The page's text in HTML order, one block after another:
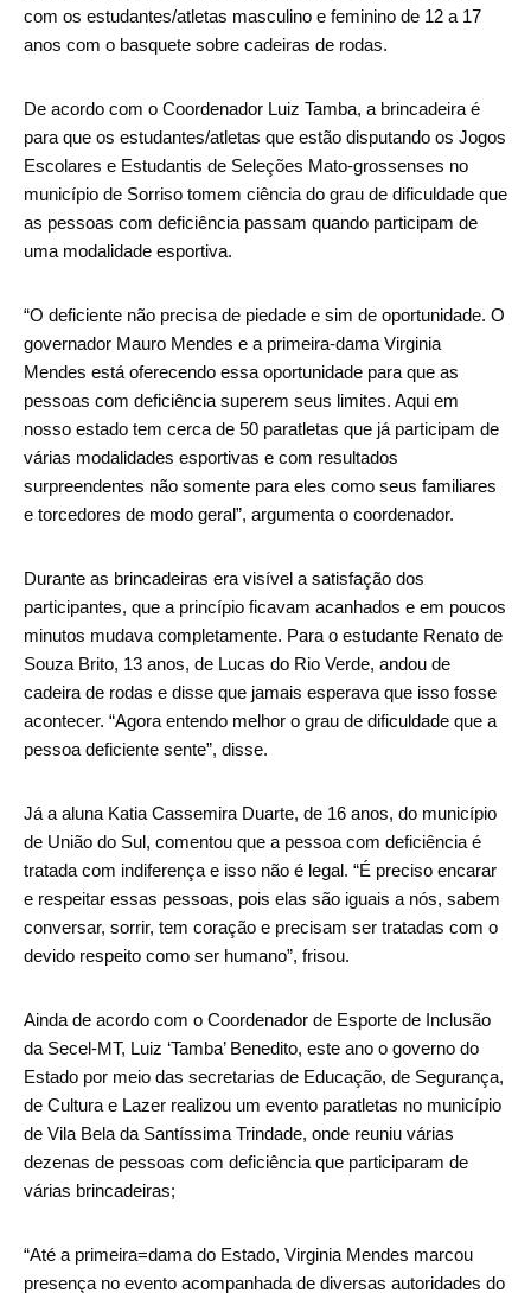
com os estudantes/atletas masculino e feminino de 12 a 17
anos com o basquete sobre cadeiras de rodas.
De acordo com o Coordenador Luiz Tamba, a brincadeira é
para que os estudantes/atletas que estão disputando os Jogos
Escolares e Estudantis de Seleções Mato-grossenses no
município de Sorriso tomem ciência do grau de dificuldade que
as pessoas com deficiência passam quando participam de
uma modalidade esportiva.
“O deficiente não precisa de piedade e sim de oportunidade. O
governador Mauro Mendes e a primeira-dama Virginia
Mendes está oferecendo essa oportunidade para que as
pessoas com deficiência superem seus limites. Aqui em
nosso estado tem cerca de 50 paratletas que já participam de
várias modalidades esportivas e com resultados
surpreendentes não somente para eles como seus familiares
e torcedores de modo geral”, argumenta o coordenador.
Durante as brincadeiras era visível a satisfação dos
participantes, que a princípio ficavam acanhados e em poucos
minutos mudava completamente. Para o estudante Renato de
Souza Brito, 13 anos, de Lucas do Rio Verde, andou de
cadeira de rodas e disse que jamais esperava que isso fosse
acontecer. “Agora entendo melhor o grau de dificuldade que a
pessoa deficiente sente”, disse.
Já a aluna Katia Cassemira Duarte, de 16 anos, do município
de União do Sul, comentou que a pessoa com deficiência é
tratada com indiferença e isso não é legal. “É preciso encarar
e respeitar essas pessoas, pois elas são iguais a nós, sabem
conversar, sorrir, tem coração e precisam ser tratadas com o
devido respeito como ser humano”, frisou.
Ainda de acordo com o Coordenador de Esporte de Inclusão
da Secel-MT, Luiz ‘Tamba’ Benedito, este ano o governo do
Estado por meio das secretarias de Educação, de Segurança,
de Cultura e Lazer realizou um evento paratletas no município
de Vila Bela da Santíssima Trindade, onde reuniu várias
dezenas de pessoas com deficiência que participaram de
várias brincadeiras;
“Até a primeira=dama do Estado, Virginia Mendes marcou
presença no evento acompanhada de diversas autoridades do